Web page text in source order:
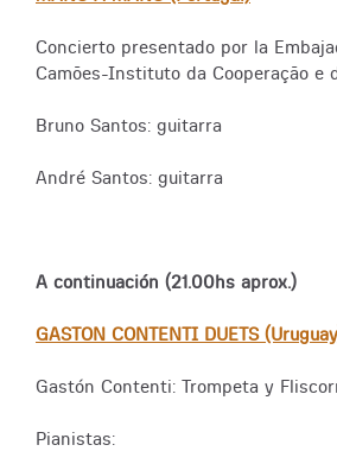
Concierto presentado por la
Camões-Instituto da Cooperação e
Bruno Santos: guitarra
André Santos: guitarra
A continuación (21.00hs aprox.)
GASTON CONTENTI DUETS
Gastón Contenti: Trompeta y
Pianistas: